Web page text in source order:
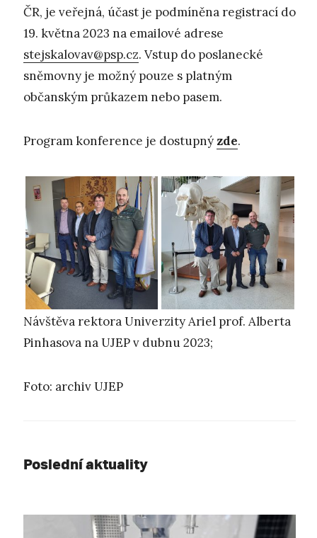
ČR, je veřejná, účast je podmíněna registrací do
19. května 2023 na emailové adrese
stejskalovav@psp.cz. Vstup do poslanecké
sněmovny je možný pouze s platným
občanským průkazem nebo pasem.
Program konference je dostupný zde.
Návštěva rektora Univerzity Ariel prof. Alberta
Pinhasova na UJEP v dubnu 2023;
Foto: archiv UJEP
Poslední aktuality